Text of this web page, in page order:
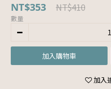
NT$353 NT$410
數量
加入購物車
加入